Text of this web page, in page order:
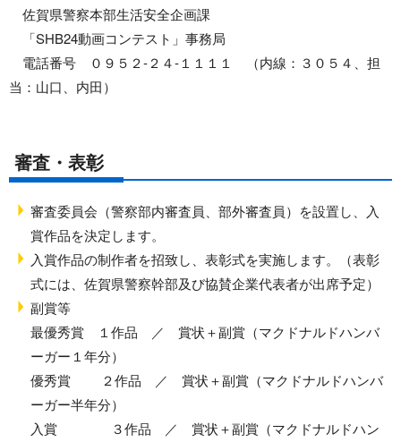
佐賀県警察本部生活安全企画課
「SHB24動画コンテスト」事務局
電話番号 ０９５２‐２４‐１１１１ （内線：３０５４、担
当：山口、内田）
審査・表彰
審査委員会（警察部内審査員、部外審査員）を設置し、入
賞作品を決定します。
入賞作品の制作者を招致し、表彰式を実施します。（表彰
式には、佐賀県警察幹部及び協賛企業代表者が出席予定）
副賞等
最優秀賞 １作品 ／ 賞状＋副賞（マクドナルドハンバ
ーガー１年分）
優秀賞 ２作品 ／ 賞状＋副賞（マクドナルドハンバ
ーガー半年分）
入賞 ３作品 ／ 賞状＋副賞（マクドナルドハン